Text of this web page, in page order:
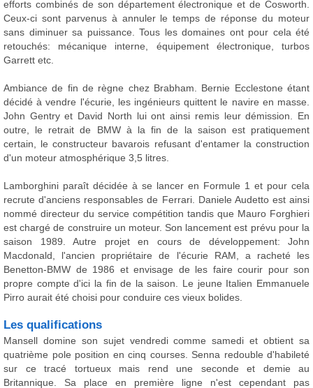
efforts combinés de son département électronique et de Cosworth.
Ceux-ci sont parvenus à annuler le temps de réponse du moteur
sans diminuer sa puissance. Tous les domaines ont pour cela été
retouchés: mécanique interne, équipement électronique, turbos
Garrett etc.
Ambiance de fin de règne chez Brabham. Bernie Ecclestone étant
décidé à vendre l'écurie, les ingénieurs quittent le navire en masse.
John Gentry et David North lui ont ainsi remis leur démission. En
outre, le retrait de BMW à la fin de la saison est pratiquement
certain, le constructeur bavarois refusant d'entamer la construction
d'un moteur atmosphérique 3,5 litres.
Lamborghini paraît décidée à se lancer en Formule 1 et pour cela
recrute d'anciens responsables de Ferrari. Daniele Audetto est ainsi
nommé directeur du service compétition tandis que Mauro Forghieri
est chargé de construire un moteur. Son lancement est prévu pour la
saison 1989. Autre projet en cours de développement: John
Macdonald, l'ancien propriétaire de l'écurie RAM, a racheté les
Benetton-BMW de 1986 et envisage de les faire courir pour son
propre compte d'ici la fin de la saison. Le jeune Italien Emmanuele
Pirro aurait été choisi pour conduire ces vieux bolides.
Les qualifications
Mansell domine son sujet vendredi comme samedi et obtient sa
quatrième pole position en cinq courses. Senna redouble d'habileté
sur ce tracé tortueux mais rend une seconde et demie au
Britannique. Sa place en première ligne n'est cependant pas